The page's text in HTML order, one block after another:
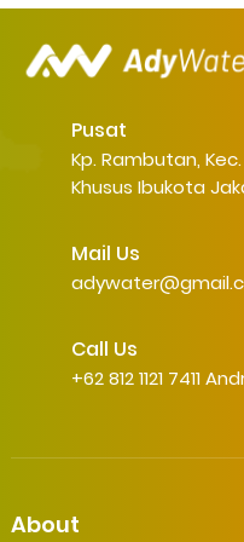
Pusat
Kp. Rambutan,
Khusus Ibukota
Mail Us
Call Us
+62 812 1121 7411
About